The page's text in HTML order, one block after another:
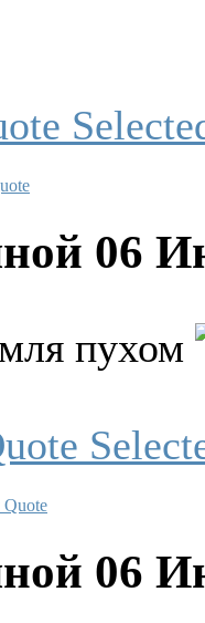
06
пухом
Quote
06